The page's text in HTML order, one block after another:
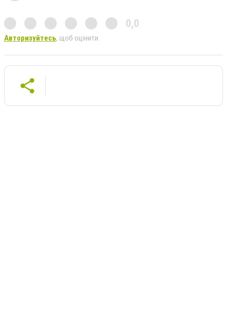
0,0
Авторизуйтесь, щоб оцінити